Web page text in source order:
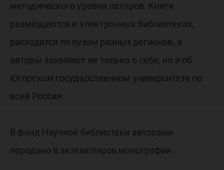
методического уровня авторов. Книги
размещаются в электронных библиотеках,
расходятся по вузам разных регионов, а
авторы заявляют не только о себе, но и об
Югорском государственном университете по
всей России.
В фонд Научной библиотеки авторами
передано 8 экземпляров монографии.